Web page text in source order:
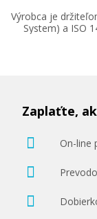
Výrobca je
System) a ISO
Zaplaťte,
On-line